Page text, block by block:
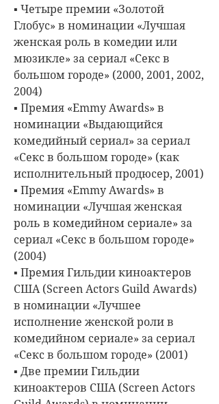
▪ Четыре премии «Золотой
Глобус» в номинации «Лучшая
женская роль в комедии или
мюзикле» за сериал «Секс в
большом городе» (2000, 2001, 2002,
2004)
▪ Премия «Emmy Awards» в
номинации «Выдающийся
комедийный сериал» за сериал
«Секс в большом городе» (как
исполнительный продюсер, 2001)
▪ Премия «Emmy Awards» в
номинации «Лучшая женская
роль в комедийном сериале» за
сериал «Секс в большом городе»
(2004)
▪ Премия Гильдии киноактеров
США (Screen Actors Guild Awards)
в номинации «Лучшее
исполнение женской роли в
комедийном сериале» за сериал
«Секс в большом городе» (2001)
▪ Две премии Гильдии
киноактеров США (Screen Actors